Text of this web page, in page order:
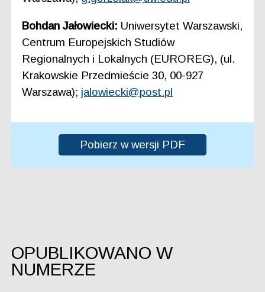
Bohdan Jałowiecki: Uniwersytet Warszawski,
Centrum Europejskich Studiów
Regionalnych i Lokalnych (EUROREG), (ul.
Krakowskie Przedmieście 30, 00-927
Warszawa); jalowiecki@post.pl
Pobierz w wersji PDF
OPUBLIKOWANO W
NUMERZE